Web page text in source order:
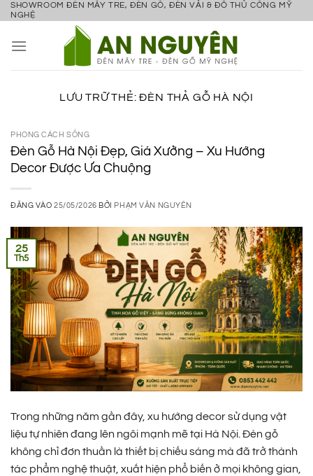
Bỏ
nội
SHOWROOM ĐÈN MÂY TRE, ĐÈN GỖ, ĐÈN VẢI & ĐỒ THỦ CÔNG MỸ
NGHỆ
LƯU TRỮ THẺ:ĐÈN THẢ GỖ HÀ NỘI
PHONG CÁCH SỐNG
Đèn Gỗ Hà Nội Đẹp, Giá Xưởng – Xu Hướng
Decor Được Ưa Chuộng
ĐĂNG VÀO25/05/2026 BỞI PHẠM VĂN NGUYÊN
25
Th5
Trong những năm gần đây, xu hướng decor sử dụng vật
liệu tự nhiên đang lên ngôi mạnh mẽ tại Hà Nội. Đèn gỗ
không chỉ đơn thuần là thiết bị chiếu sáng mà đã trở thành
tác phẩm nghệ thuật, xuất hiện phổ biến ở mọi không gian,